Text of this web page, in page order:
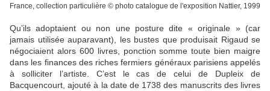
France, collection particulière © photo catalogue de l'exposition Nattier, 1999
Qu’ils adoptaient ou non une posture dite « originale » (car
jamais utilisée auparavant), les bustes que produisait Rigaud se
négociaient alors 600 livres, ponction somme toute bien maigre
dans les finances des riches fermiers généraux parisiens appelés
à solliciter l’artiste. C’est le cas de celui de Dupleix de
Bacquencourt, ajouté à la date de 1738 des manuscrits des livres